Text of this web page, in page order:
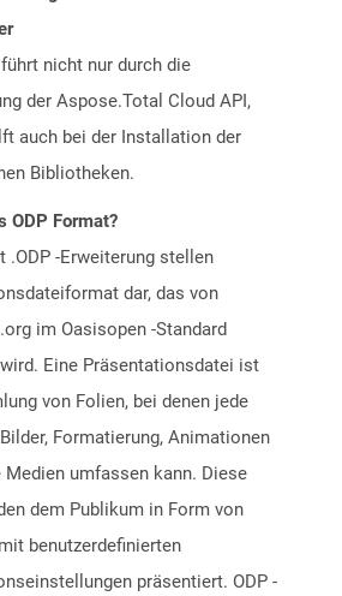
führt nicht nur durch die
der Aspose.Total Cloud API,
auch bei der Installation der
Bibliotheken.
ODP Format?
.ODP -Erweiterung stellen
dar, das von
im Oasisopen -Standard
Eine Präsentationsdatei ist
von Folien, bei denen jede
Formatierung, Animationen
Medien umfassen kann. Diese
dem Publikum in Form von
benutzerdefinierten
präsentiert. ODP -